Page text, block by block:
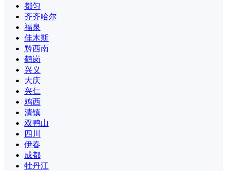
都匀
齐齐哈尔
福泉
佳木斯
黔西南
鹤岗
兴义
大庆
兴仁
鸡西
清镇
双鸭山
四川
伊春
成都
牡丹江